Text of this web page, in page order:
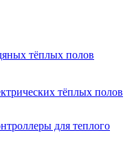
тёплых полов
тёплых полов
для теплого